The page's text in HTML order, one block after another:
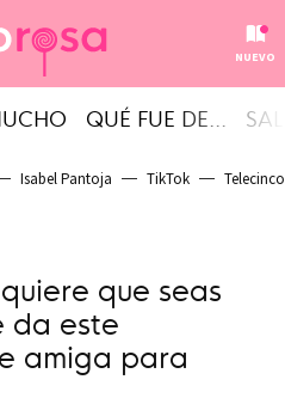
NUEVO
QUÉ FUE DE...
Isabel Pantoja TikTok Telecinco
que seas
da este
amiga para